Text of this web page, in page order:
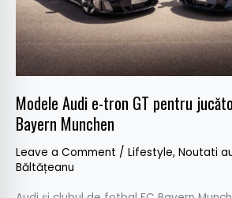
Modele Audi e-tron GT pentru
Bayern Munchen
Leave a Comment / Lifestyle, Noutati
Băltățeanu
de
la
FC
Bayern